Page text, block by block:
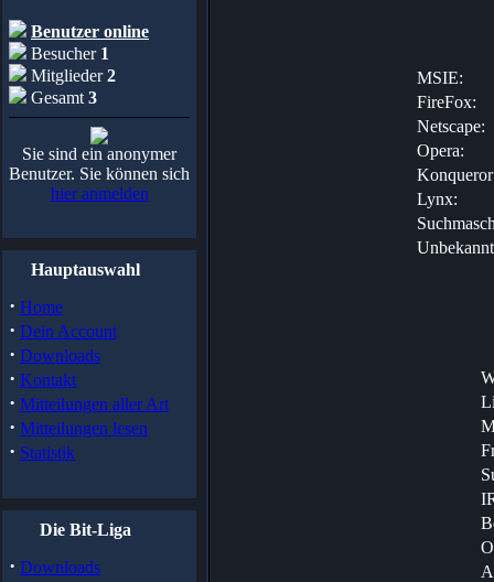
Benutzer online
Besucher 1
Mitglieder2
Gesamt 3
Sie sind ein anonymer
Benutzer. Sie können sich
hier anmelden
Hauptauswahl
· Home
· Dein Account
· Downloads
· Kontakt
· Mitteilungen aller Art
· Mitteilungen lesen
· Statistik
Die Bit-Liga
· Downloads
MSIE:
FireFox:
Netscape:
Opera:
Lynx: